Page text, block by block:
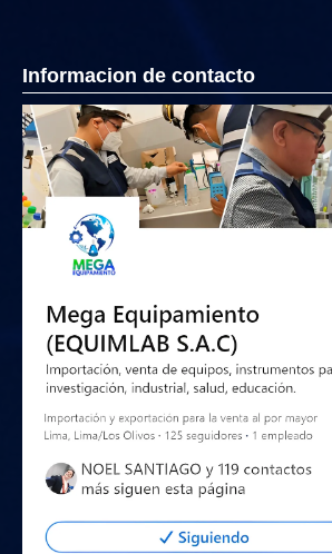
Informacion de contacto